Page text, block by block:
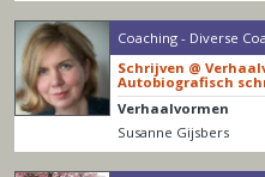
Coaching - Diverse
Schrijven @
Autobiografisch
Verhaalvormen
Susanne Gijsbers